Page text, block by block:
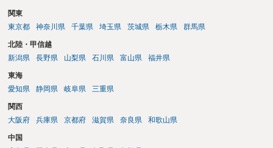
関東
東京都
神奈川県 千葉県 埼玉県 茨城県 栃木県 群馬県
北陸・甲信越
新潟県
長野県 山梨県 石川県 富山県 福井県
東海
愛知県
静岡県 岐阜県 三重県
関西
大阪府
兵庫県 京都府 滋賀県 奈良県 和歌山県
中国